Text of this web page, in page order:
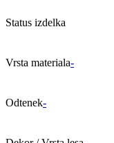
Status izdelka
Vrsta materiala-
Odtenek-